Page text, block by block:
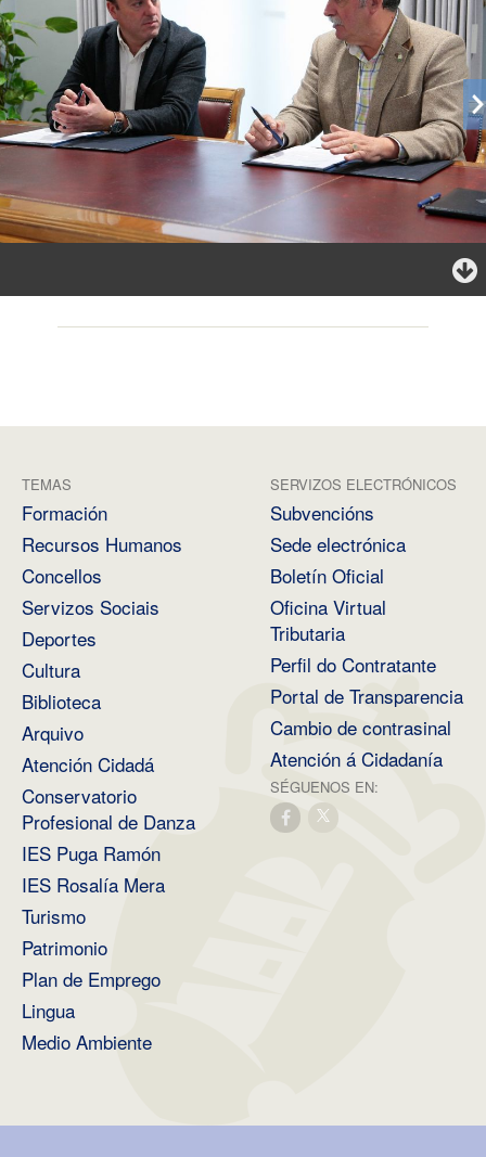
TEMAS
Formación
Recursos Humanos
Concellos
Servizos Sociais
Deportes
Cultura
Biblioteca
Arquivo
Atención Cidadá
Conservatorio
Profesional de Danza
IES Puga Ramón
IES Rosalía Mera
Turismo
Patrimonio
Plan de Emprego
Lingua
Medio Ambiente
SERVIZOS ELECTRÓNICOS
Subvencións
Sede electrónica
Boletín Oficial
Oficina Virtual
Tributaria
Perfil do Contratante
Portal de Transparencia
Cambio de contrasinal
Atención á Cidadanía
SÉGUENOS EN: